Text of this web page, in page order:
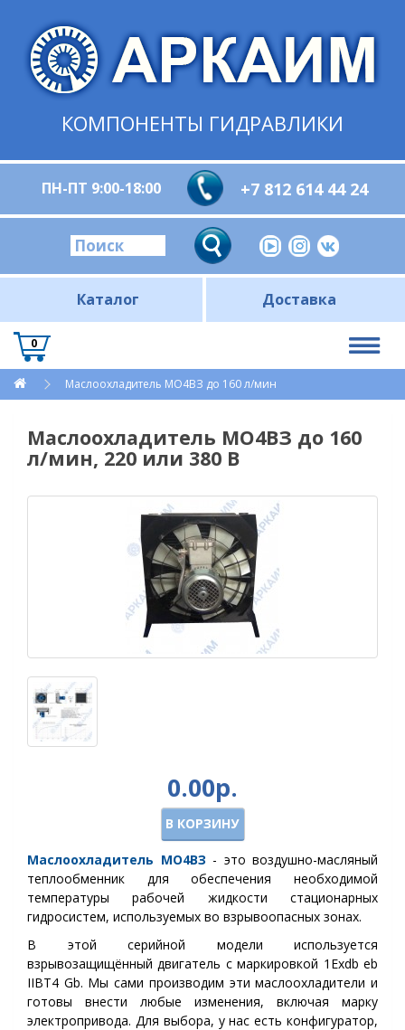
КОМПОНЕНТЫ ГИДРАВЛИКИ
ПН-ПТ 9:00-18:00 +7 812 614 44 24
Каталог Доставка
0
Маслоохладитель МО4ВЗ до 160 л/мин
Маслоохладитель МО4ВЗ до 160
л/мин, 220 или 380 В
0.00р.
В КОРЗИНУ
Маслоохладитель МО4ВЗ - это воздушно-масляный
теплообменник для обеспечения необходимой
температуры рабочей жидкости стационарных
гидросистем, используемых во взрывоопасных зонах.
В этой серийной модели используется
взрывозащищённый двигатель с маркировкой 1Exdb eb
IIBT4 Gb. Мы сами производим эти маслоохладители и
готовы внести любые изменения, включая марку
электропривода. Для выбора, у нас есть конфигуратор,